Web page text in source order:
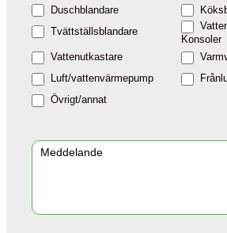
Duschblandare
Tvättställsblandare
Konsoler
Vattenutkastare
Luft/vattenvärmepump
Övrigt/annat